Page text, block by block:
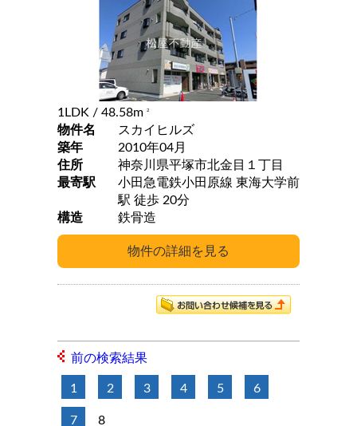
1LDK / 48.58m 2
物件名
スカイヒルズ
築年
2010年04月
住所
神奈川県平塚市北金目１丁目
最寄駅
小田急電鉄小田原線 東海大学前
駅 徒歩 20分
構造
鉄骨造
前の検索結果
1 2 3 4 5 6
7 8